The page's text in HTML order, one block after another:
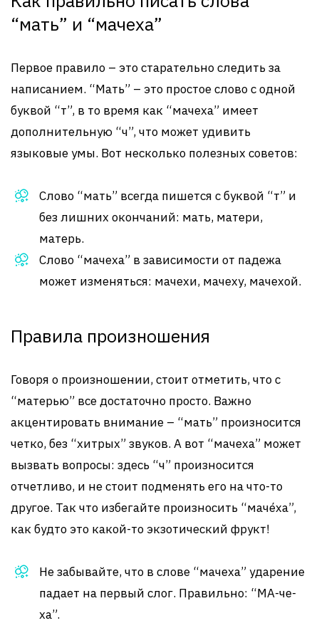
“мать” и “мачеха”
Первое правило – это старательно следить за
написанием. “Мать” – это простое слово с одной
буквой “т”, в то время как “мачеха” имеет
дополнительную “ч”, что может удивить
языковые умы. Вот несколько полезных советов:
Слово “мать” всегда пишется с буквой “т” и
без лишних окончаний: мать, матери,
матерь.
Слово “мачеха” в зависимости от падежа
может изменяться: мачехи, мачеху, мачехой.
Правила произношения
Говоря о произношении, стоит отметить, что с
“матерью” все достаточно просто. Важно
акцентировать внимание – “мать” произносится
четко, без “хитрых” звуков. А вот “мачеха” может
вызвать вопросы: здесь “ч” произносится
отчетливо, и не стоит подменять его на что-то
другое. Так что избегайте произносить “маче́ха”,
как будто это какой-то экзотический фрукт!
Не забывайте, что в слове “мачеха” ударение
падает на первый слог. Правильно: “МА-че-
ха”.